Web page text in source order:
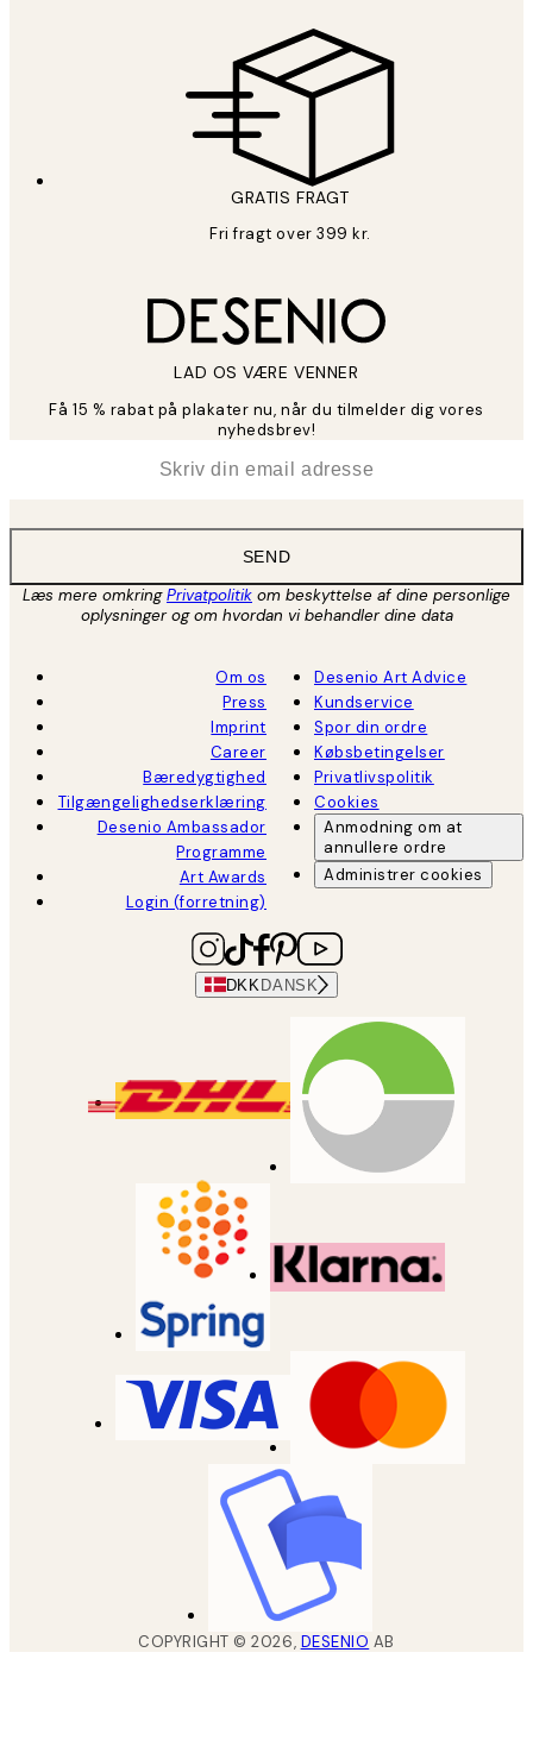
GRATIS FRAGT
Fri fragt over 399 kr.
LAD OS VÆRE VENNER
Få 15 % rabat på plakater nu, når du tilmelder dig vores
nyhedsbrev!
SEND
Læs mere omkringPrivatpolitik om beskyttelse af dine personlige
oplysninger og om hvordan vi behandler dine data
Om os
Press
Imprint
Career
Bæredygtighed
Tilgængelighedserklæring
Desenio Ambassador
Programme
Art Awards
Login (forretning)
Desenio Art Advice
Kundservice
Spor din ordre
Købsbetingelser
Privatlivspolitik
Cookies
Anmodning om at
annullere ordre
Administrer cookies
DKK DANSK
COPYRIGHT ©2026, DESENIO AB